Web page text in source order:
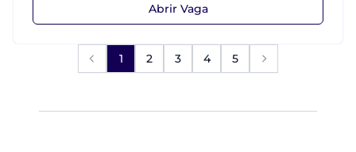
Abrir Vaga
1 2 3 4 5